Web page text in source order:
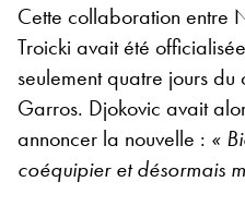
Cette collaboration entre
Troicki avait été
seulement quatre jours
Garros. Djokovic avait
annoncer la nouvelle : «
coéquipier et désormais